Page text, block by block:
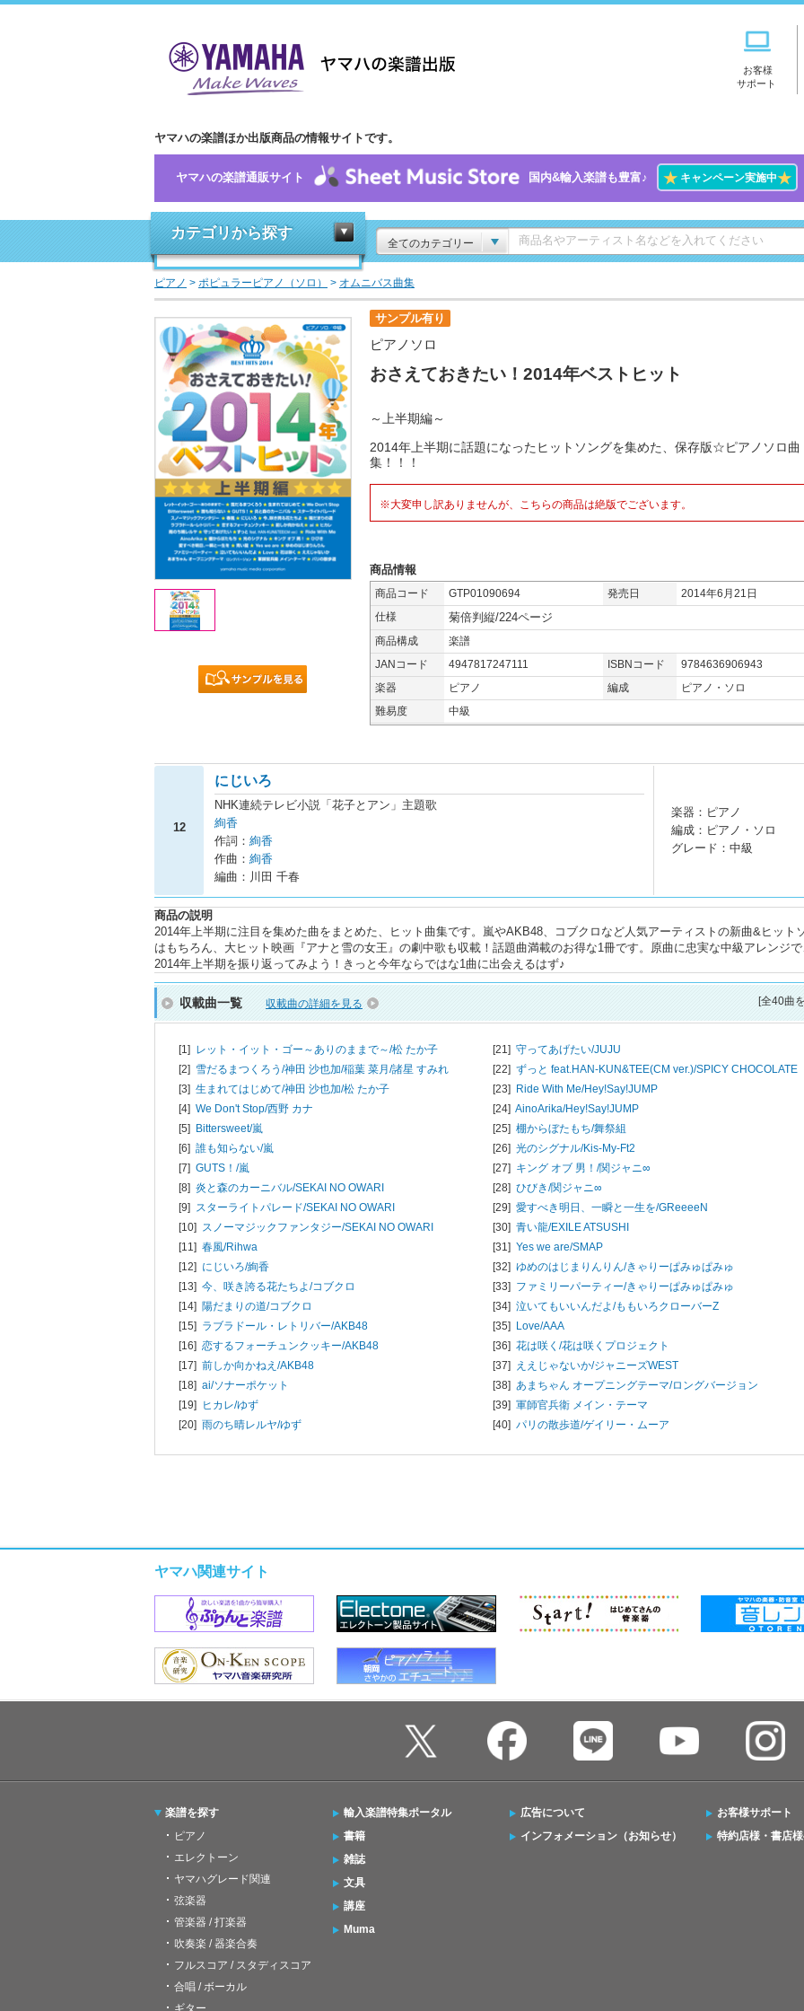
お客様
サポート
ヤマハの楽譜ほか出版商品の情報サイトです。
ヤマハの楽譜通販サイト 国内&輸入楽譜も豊富♪ ★キャンペーン実施中★
カテゴリから探す
全てのカテゴリー
ピアノ > ポピュラーピアノ（ソロ） > オムニバス曲集
サンプル有り
ピアノソロ
おさえておきたい！2014年ベストヒット
～上半期編～
2014年上半期に話題になったヒットソングを集めた、保存版☆ピアノソロ曲
集！！！
※大変申し訳ありませんが、こちらの商品は絶版でございます。
商品情報
商品コード GTP01090694 発売日
2014年6月21日
仕様
菊倍判縦/224ページ
商品構成
楽譜
JANコード
4947817247111 ISBNコード
9784636906943
楽器
ピアノ 編成
ピアノ・ソロ
難易度
中級
12
にじいろ
NHK連続テレビ小説「花子とアン」主題歌
絢香
作詞： 絢香
作曲： 絢香
編曲：川田 千春
楽器：ピアノ
編成：ピアノ・ソロ
グレード：中級
商品の説明
2014年上半期に注目を集めた曲をまとめた、ヒット曲集です。嵐やAKB48、コブクロなど人気アーティストの新曲&ヒット
はもちろん、大ヒット映画『アナと雪の女王』の劇中歌も収載！話題曲満載のお得な1冊です。原曲に忠実な中級アレンジで
2014年上半期を振り返ってみよう！きっと今年ならではな1曲に出会えるはず♪
収載曲一覧 収載曲の詳細を見る [全40曲
[1] レット・イット・ゴー～ありのままで～/松 たか子
[2] 雪だるまつくろう/神田 沙也加/稲葉 菜月/諸星 すみれ
[3] 生まれてはじめて/神田 沙也加/松 たか子
[4] We Don't Stop/西野 カナ
[5] Bittersweet/嵐
[6] 誰も知らない/嵐
[7] GUTS！/嵐
[8] 炎と森のカーニバル/SEKAI NO OWARI
[9] スターライトパレード/SEKAI NO OWARI
[10] スノーマジックファンタジー/SEKAI NO OWARI
[11] 春風/Rihwa
[12] にじいろ/絢香
[13] 今、咲き誇る花たちよ/コブクロ
[14] 陽だまりの道/コブクロ
[15] ラブラドール・レトリバー/AKB48
[16] 恋するフォーチュンクッキー/AKB48
[17] 前しか向かねえ/AKB48
[18] ai/ソナーポケット
[19] ヒカレ/ゆず
[20] 雨のち晴レルヤ/ゆず
[21] 守ってあげたい/JUJU
[22] ずっと feat.HAN-KUN&TEE(CM ver.)/SPICY CHOCOLATE
[23] Ride With Me/Hey!Say!JUMP
[24] AinoArika/Hey!Say!JUMP
[25] 棚からぼたもち/舞祭組
[26] 光のシグナル/Kis-My-Ft2
[27] キング オブ 男！/関ジャニ∞
[28] ひびき/関ジャニ∞
[29] 愛すべき明日、一瞬と一生を/GReeeeN
[30] 青い龍/EXILE ATSUSHI
[31] Yes we are/SMAP
[32] ゆめのはじまりんりん/きゃりーぱみゅぱみゅ
[33] ファミリーパーティー/きゃりーぱみゅぱみゅ
[34] 泣いてもいいんだよ/ももいろクローバーZ
[35] Love/AAA
[36] 花は咲く/花は咲くプロジェクト
[37] ええじゃないか/ジャニーズWEST
[38] あまちゃん オープニングテーマ/ロングバージョン
[39] 軍師官兵衛 メイン・テーマ
[40] パリの散歩道/ゲイリー・ムーア
ヤマハ関連サイト
楽譜を探す
ピアノ
エレクトーン
ヤマハグレード関連
弦楽器
管楽器 / 打楽器
吹奏楽 / 器楽合奏
フルスコア / スタディスコア
合唱 / ボーカル
ギター
輸入楽譜特集ポータル
書籍
雑誌
文具
講座
Muma
広告について
インフォメーション（お知らせ）
お客様サポート
特約店様・書店